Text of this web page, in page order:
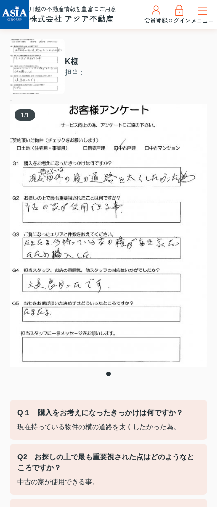
川越の不動産情報を豊富にご用意
株式会社 アジア不動産 会員登録ログインメニュー
K様
担当：
-
1 /1
Q１ 購入をお考えになったきっかけは何ですか？
現在持っている物件の横の道路を太くしたかった為。
Q2 お探しの上で最も重要視された点はどのようなと
ころですか？
中古の家が使用できる事。